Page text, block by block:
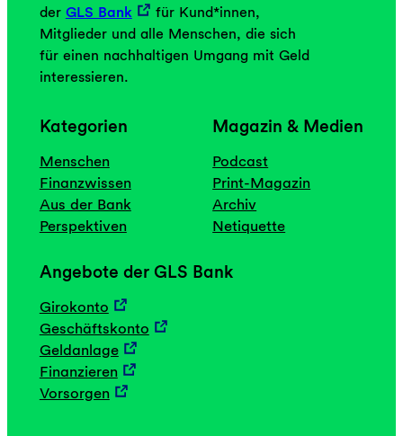
der GLS Bank
für Kund*innen,
Mitglieder und alle Menschen, die sich
für einen nachhaltigen Umgang mit Geld
interessieren.
Kategorien
Menschen
Finanzwissen
Aus der Bank
Perspektiven
Magazin & Medien
Podcast
Print-Magazin
Archiv
Netiquette
Angebote der GLS Bank
Girokonto
Geschäftskonto
Geldanlage
Finanzieren
Vorsorgen